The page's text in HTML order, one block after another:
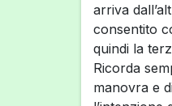
arriva
consentito
quindi la
Ricorda
manovra e